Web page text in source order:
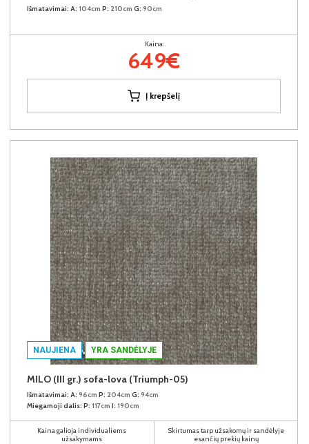
Išmatavimai: A: 104cm P: 210cm G: 90cm
Kaina:
649€
Į krepšelį
NAUJIENA YRA SANDĖLYJE
MILO (III gr.) sofa-lova (Triumph-05)
Išmatavimai: A: 96cm P: 204cm G: 94cm
Miegamoji dalis: P: 117cm I: 190cm
Kaina galioja individualiems
užsakymams
Skirtumas tarp užsakomų ir sandėlyje
esančių prekių kainų